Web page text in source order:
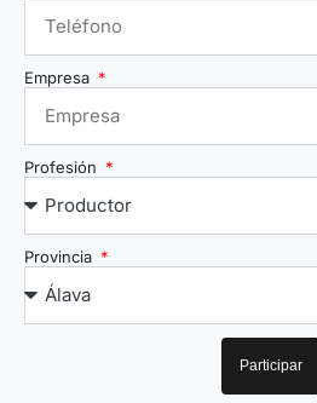
Empresa
Profesión
Provincia
Participar